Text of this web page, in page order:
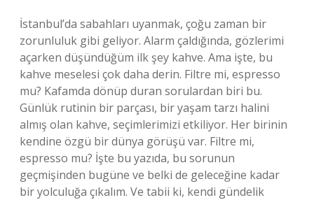
İstanbul’da sabahları uyanmak, çoğu zaman bir
zorunluluk gibi geliyor. Alarm çaldığında, gözlerimi
açarken düşündüğüm ilk şey kahve. Ama işte, bu
kahve meselesi çok daha derin. Filtre mi, espresso
mu? Kafamda dönüp duran sorulardan biri bu.
Günlük rutinin bir parçası, bir yaşam tarzı halini
almış olan kahve, seçimlerimizi etkiliyor. Her birinin
kendine özgü bir dünya görüşü var. Filtre mi,
espresso mu? İşte bu yazıda, bu sorunun
geçmişinden bugüne ve belki de geleceğine kadar
bir yolculuğa çıkalım. Ve tabii ki, kendi gündelik